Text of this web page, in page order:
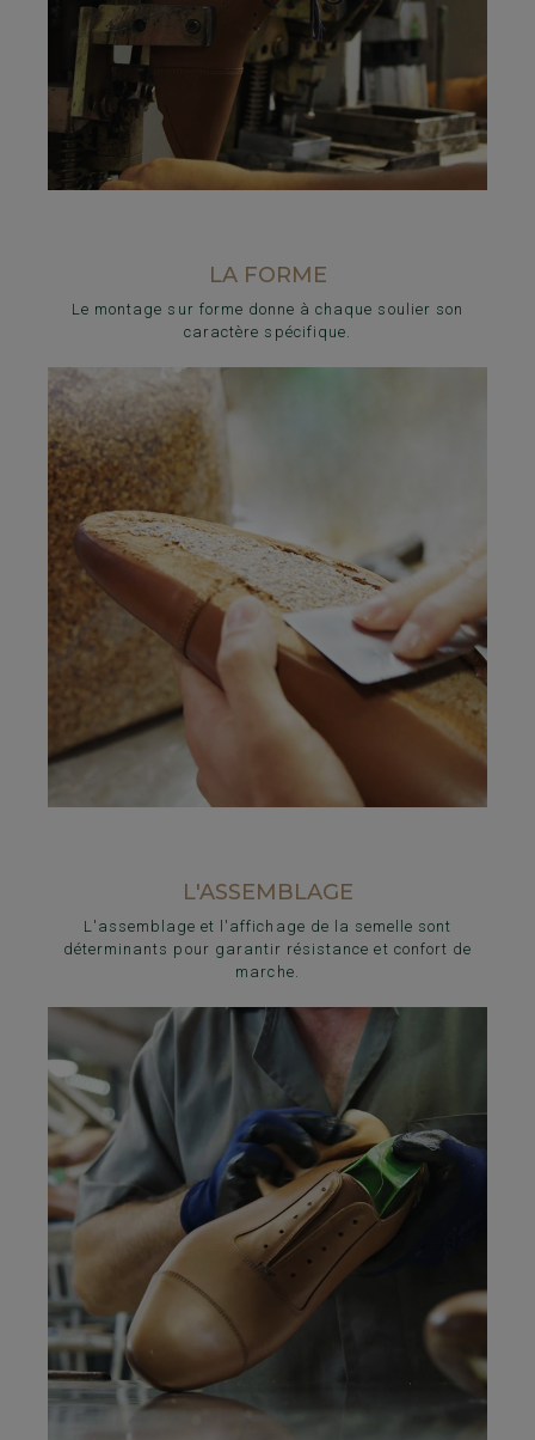
LA FORME
Le montage sur forme donne à chaque soulier son
caractère spécifique.
L'ASSEMBLAGE
L'assemblage et l'affichage de la semelle sont
déterminants pour garantir résistance et confort de
marche.